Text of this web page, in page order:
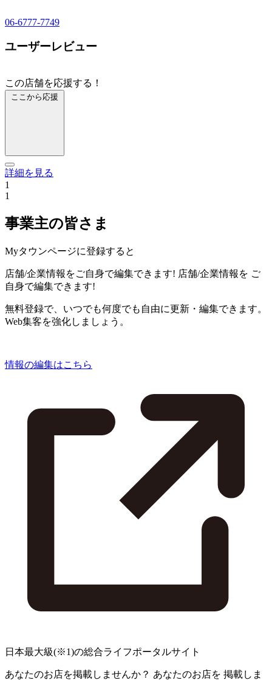
06-6777-7749
ユーザーレビュー
この店舗を応援する！
ここから応援
詳細を見る
1
1
事業主の皆さま
Myタウンページに登録すると
店舗/企業情報をご自身で編集できます! 店舗/企業情報を ご
自身で編集できます!
無料登録で、いつでも何度でも自由に更新・編集できます。
Web集客を強化しましょう。
情報の編集はこちら
日本最大級(※1)の総合ライフポータルサイト
あなたのお店を掲載しませんか？ あなたのお店を 掲載しま